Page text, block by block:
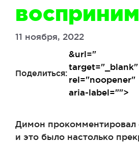
11 ноября, 2022
Поделиться:
&url="
target="_blank"
rel="noopener"
aria-label="">
Димон прокомментировал
и это было настолько